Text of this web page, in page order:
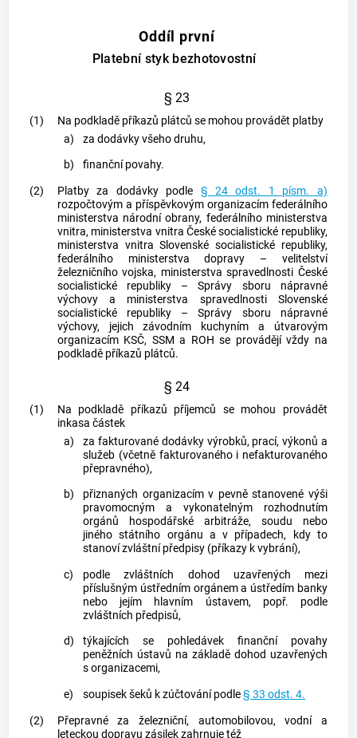
Oddíl první
Platební styk bezhotovostní
§ 23
(1)
Na podkladě příkazů plátců se mohou provádět platby
a)
za dodávky všeho druhu,
b)
finanční povahy.
(2)
Platby za dodávky podle § 24 odst. 1 písm. a)
rozpočtovým a příspěvkovým organizacím federálního
ministerstva národní obrany, federálního ministerstva
vnitra, ministerstva vnitra České socialistické republiky,
ministerstva vnitra Slovenské socialistické republiky,
federálního ministerstva dopravy – velitelství
železničního vojska, ministerstva spravedlnosti České
socialistické republiky – Správy sboru nápravné
výchovy a ministerstva spravedlnosti Slovenské
socialistické republiky – Správy sboru nápravné
výchovy, jejich závodním kuchyním a útvarovým
organizacím KSČ, SSM a ROH se provádějí vždy na
podkladě příkazů plátců.
§ 24
(1)
Na podkladě příkazů příjemců se mohou provádět
inkasa částek
a)
za fakturované dodávky výrobků, prací, výkonů a
služeb (včetně fakturovaného i nefakturovaného
přepravného),
b)
přiznaných organizacím v pevně stanovené výši
pravomocným a vykonatelným rozhodnutím
orgánů hospodářské arbitráže, soudu nebo
jiného státního orgánu a v případech, kdy to
stanoví zvláštní předpisy (příkazy k vybrání),
c)
podle zvláštních dohod uzavřených mezi
příslušným ústředním orgánem a ústředím banky
nebo jejím hlavním ústavem, popř. podle
zvláštních předpisů,
d)
týkajících se pohledávek finanční povahy
peněžních ústavů na základě dohod uzavřených
s organizacemi,
e)
soupisek šeků k zúčtování podle§ 33 odst. 4.
(2)
Přepravné za železniční, automobilovou, vodní a
leteckou dopravu zásilek zahrnuje též